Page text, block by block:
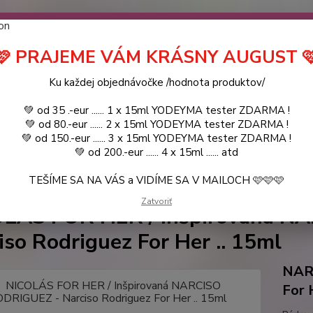
❤️ od .. 35 .-eur CENA PRODUKTOV si môžte vybrať ..
.. (TIE VŠAK TERBA VPÍSAŤ V SEKCII DODACE
a VIDÍME SA V MAILOCH a v Košiciach :) aj OSOBNE. 👋🤚👋 ..
KATALÓG Blog
Hľadať
YODEYMA - DÁMSKE PARFEMY 15ml NICOLÁS FOR HER /
FOR HER / Inšpirovaná
Rodriguez For Her .. 15ml
For
PRAJEME VÁM KRÁSNY AUGUST
Ku každej objednávočke /hodnota produktov/
💚 od 35 .-eur ...... 1 x 15ml YODEYMA tester ZDARMA !
💚 od 80.-eur ...... 2 x 15ml YODEYMA tester ZDARMA !
💚 od 150.-eur ...... 3 x 15ml YODEYMA tester ZDARMA !
💚 od 200.-eur ...... 4 x 15ml ...... atd
TEŠÍME SA NA VÁS a VIDÍME SA V MAILOCH 🩷🩷🩷
Zatvoriť